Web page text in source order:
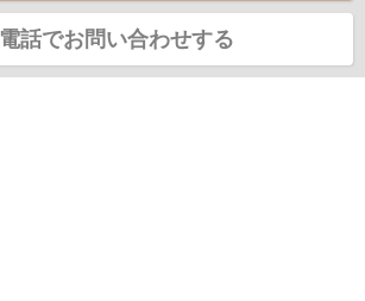
電話でお問い合わせする